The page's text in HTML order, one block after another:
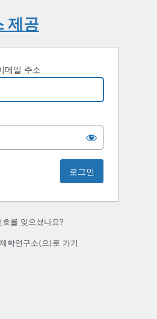
제공
메일 주소
호를 잊으셨나요?
학연구소(으)로 가기